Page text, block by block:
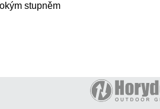
stupněm